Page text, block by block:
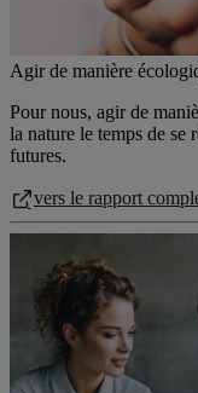
Agir de manière
Pour nous, agir de
la nature le temps de se
futures.
vers le rapport